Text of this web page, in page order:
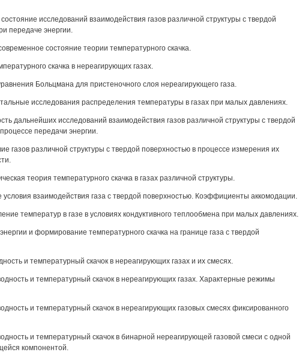
исследований взаимодействия газов различной структуры с твердой
передаче энергии.
состояние теории температурного скачка.
скачка в нереагирующих газах.
Больцмана для пристеночного слоя нереагирующего газа.
исследования распределения температуры в газах при малых давлениях.
дальнейших исследований взаимодействия газов различной структуры с твердой
передачи энергии.
газов различной структуры с твердой поверхностью в процессе измерения их
теория температурного скачка в газах различной структуры.
условия взаимодействия газа с твердой поверхностью. Коэффициенты аккомодации.
температур в газе в условиях кондуктивного теплообмена при малых давлениях.
и формирование температурного скачка на границе газа с твердой
и температурный скачок в нереагирующих газах и их смесях.
и температурный скачок в нереагирующих газах. Характерные режимы
и температурный скачок в нереагирующих газовых смесях фиксированного
и температурный скачок в бинарной нереагирующей газовой смеси с одной
компонентой.